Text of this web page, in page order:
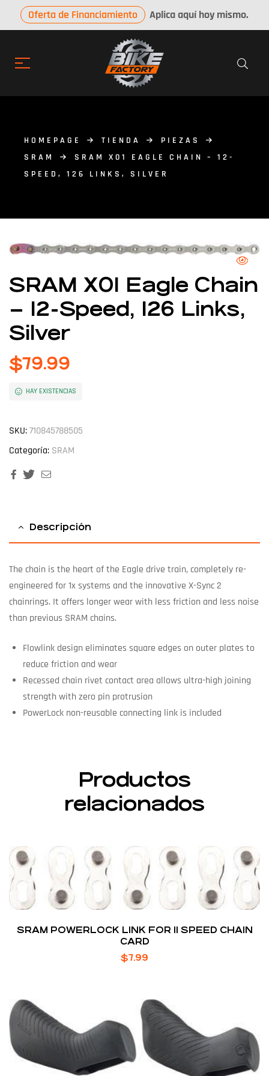
Oferta de Financiamiento Aplica aquí hoy mismo.
HOMEPAGE TIENDA
PIEZAS
SRAM
SRAM X01 EAGLE CHAIN – 12-
SPEED, 126 LINKS, SILVER
SRAM X01 Eagle Chain
– 12-Speed, 126 Links,
Silver
$79.99
HAY EXISTENCIAS
SKU:710845788505
Categoría: SRAM
FacebookTwitter
Descripción
The chain is the heart of the Eagle drive train, completely re-
engineered for 1x systems and the innovative X-Sync 2
chainrings. It offers longer wear with less friction and less noise
than previous SRAM chains.
Flowlink design eliminates square edges on outer plates to
reduce friction and wear
Recessed chain rivet contact area allows ultra-high joining
strength with zero pin protrusion
PowerLock non-reusable connecting link is included
Productos
relacionados
SRAM POWERLOCK LINK FOR 11 SPEED CHAIN
CARD
$7.99